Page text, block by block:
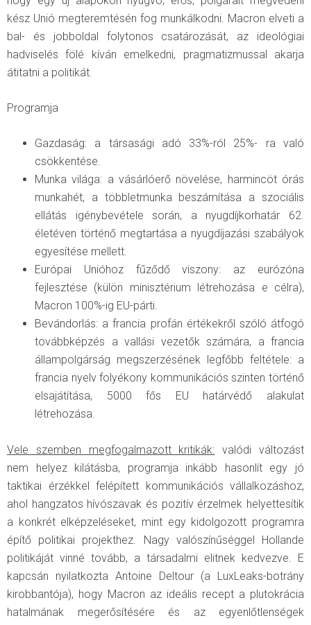
kész Unió megteremtésén fog munkálkodni. Macron elveti a
bal- és jobboldal folytonos csatározását, az ideológiai
hadviselés fölé kíván emelkedni, pragmatizmussal akarja
átitatni a politikát.
Programja
Gazdaság: a társasági adó 33%-ról 25%- ra való
csökkentése.
Munka világa: a vásárlóerő növelése, harmincöt órás
munkahét, a többletmunka beszámítása a szociális
ellátás igénybevétele során, a nyugdíjkorhatár 62.
életéven történő megtartása a nyugdíjazási szabályok
egyesítése mellett.
Európai Unióhoz fűződő viszony: az eurózóna
fejlesztése (külön minisztérium létrehozása e célra),
Macron 100%-ig EU-párti.
Bevándorlás: a francia profán értékekről szóló átfogó
továbbképzés a vallási vezetők számára, a francia
állampolgárság megszerzésének legfőbb feltétele: a
francia nyelv folyékony kommunikációs szinten történő
elsajátítása, 5000 fős EU határvédő alakulat
létrehozása.
Vele szemben megfogalmazott kritikák: valódi változást
nem helyez kilátásba, programja inkább hasonlít egy jó
taktikai érzékkel felépített kommunikációs vállalkozáshoz,
ahol hangzatos hívószavak és pozitív érzelmek helyettesítik
a konkrét elképzeléseket, mint egy kidolgozott programra
építő politikai projekthez. Nagy valószínűséggel Hollande
politikáját vinné tovább, a társadalmi elitnek kedvezve. E
kapcsán nyilatkozta Antoine Deltour (a LuxLeaks-botrány
kirobbantója), hogy Macron az ideális recept a plutokrácia
hatalmának megerősítésére és az egyenlőtlenségek